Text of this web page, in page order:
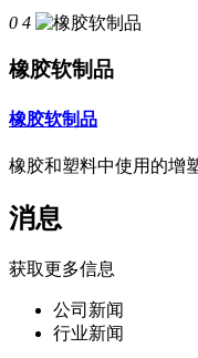
0 4
橡胶软制品
橡胶软制品
橡胶和塑料中使用的增
消息
获取更多信息
公司新闻
行业新闻